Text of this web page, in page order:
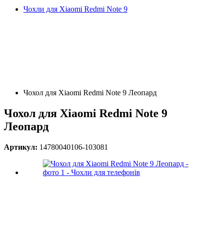
Чохли для Xiaomi Redmi Note 9
Чохол для Xiaomi Redmi Note 9 Леопард
Чохол для Xiaomi Redmi Note 9
Леопард
Артикул: 14780040106-103081